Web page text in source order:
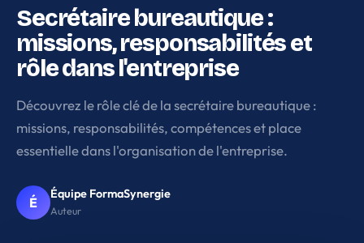
Secrétaire bureautique :
missions, responsabilités et
rôle dans l'entreprise
Découvrez le rôle clé de la secrétaire bureautique :
missions, responsabilités, compétences et place
essentielle dans l'organisation de l'entreprise.
É
Équipe FormaSynergie
Auteur